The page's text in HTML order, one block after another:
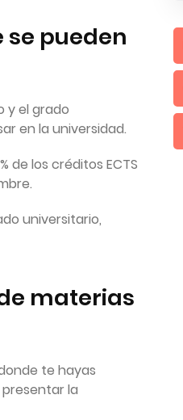
se pueden
y el grado
en la universidad.
de los créditos ECTS
universitario,
materias
te hayas
la